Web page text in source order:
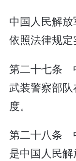
中国人民解
依照法律规定
第二十七条
武装警察部
度。
第二十八条
是中国人民